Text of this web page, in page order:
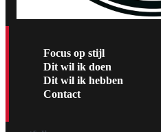
Focus op stijl
Dit wil ik doen
Dit wil ik hebben
Contact